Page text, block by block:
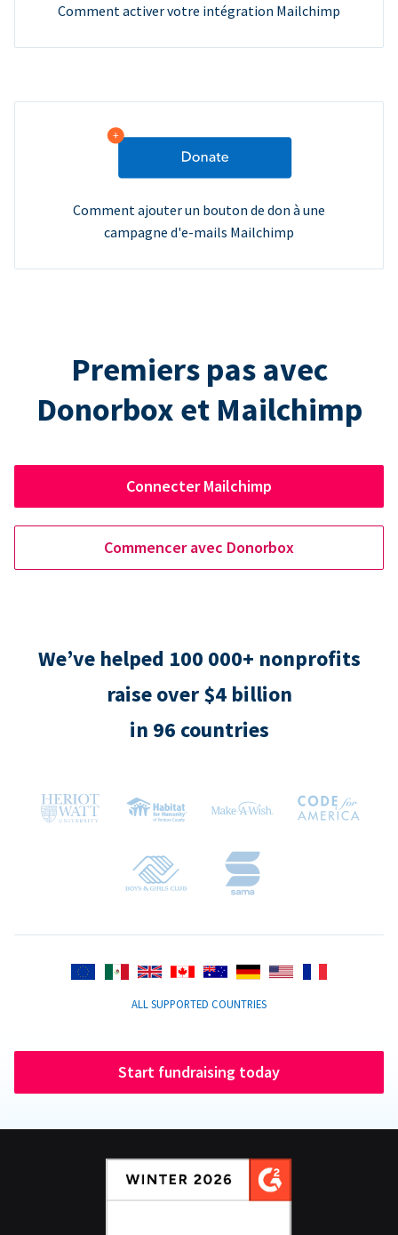
Comment activer votre intégration Mailchimp
Comment ajouter un bouton de don à une
campagne d'e-mails Mailchimp
Premiers pas avec
Donorbox et Mailchimp
Connecter Mailchimp
Commencer avec Donorbox
We’ve helped 100 000+ nonprofits
raise over $4 billion
in 96 countries
ALL SUPPORTED COUNTRIES
Start fundraising today